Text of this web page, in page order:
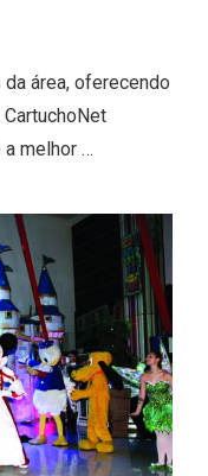
área, oferecendo
melhor …